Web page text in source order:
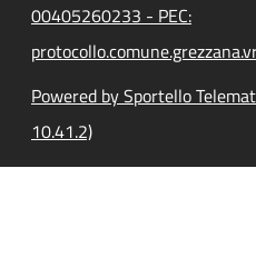
00405260233 - PEC:
Powered by Sportello
10.41.2)